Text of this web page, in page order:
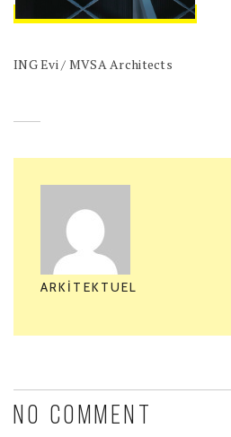
ING Evi / MVSA Architects
ARKITEKTUEL
NO COMMENT